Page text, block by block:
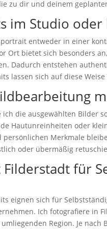
zu dir und deinem
im Studio
entweder in einer
Ort bietet sich besonders
Dadurch entstehen
lassen sich auf diese
die ausgewählten Bilder
Hautunreinheiten oder
Merkmale
oder übermäßig
für
eignen sich für
Ich fotografiere in
Region. Je